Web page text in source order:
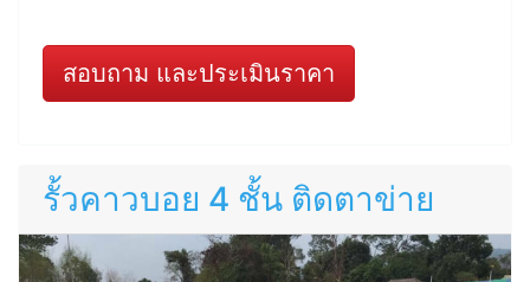
สอบถาม และประเมินราคา
รั้วคาวบอย 4 ชั้น ติดตาข่าย